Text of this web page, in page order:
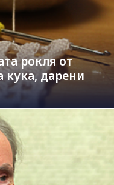
рокля от
кука, дарени